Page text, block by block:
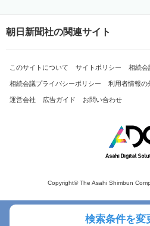
検索条件を変
朝日新聞社の関連サイト
このサイトについて サイトポリシー 相続会
相続会議プライバシーポリシー 利用者情報の
運営会社 広告ガイド お問い合わせ
Copyright© The Asahi Shimbun